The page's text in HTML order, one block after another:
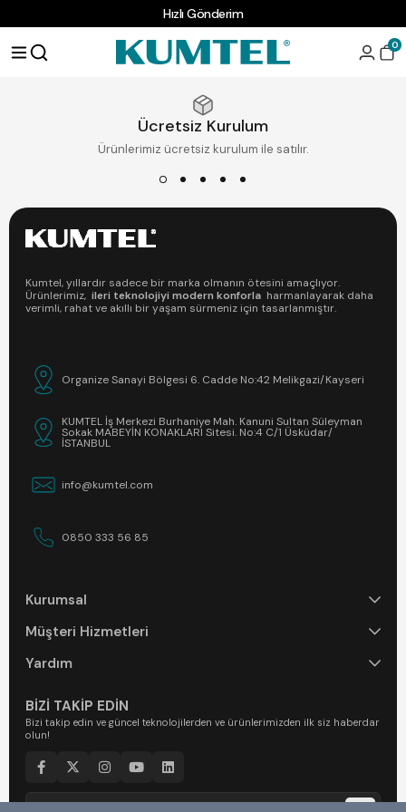
Hızlı Gönderim
0
Ücretsiz Kurulum
Ürünlerimiz ücretsiz kurulum ile satılır.
Kumtel, yıllardır sadece bir marka olmanın ötesini amaçlıyor.
Ürünlerimiz, ileri teknolojiyi modern konforla harmanlayarak daha
verimli, rahat ve akıllı bir yaşam sürmeniz için tasarlanmıştır.
Organize Sanayi Bölgesi 6. Cadde No:42 Melikgazi/Kayseri
KUMTEL İş Merkezi Burhaniye Mah. Kanuni Sultan Süleyman
Sokak MABEYİN KONAKLARI Sitesi. No:4 C/1 Üsküdar/
İSTANBUL
info@kumtel.com
0850 333 56 85
Kurumsal
Müşteri Hizmetleri
Yardım
BİZİ TAKİP EDİN
Bizi takip edin ve güncel teknolojilerden ve ürünlerimizden ilk siz haberdar
olun!